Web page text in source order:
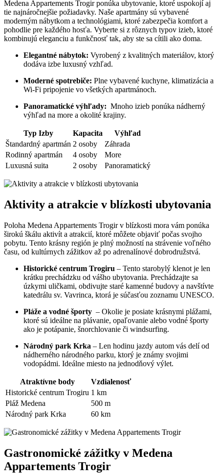
Medena Appartements ⁢Trogir ponúka ubytovanie, ktoré uspokojí aj
⁢tie najnáročnejšie požiadavky.‌ Naše apartmány ⁢sú vybavené‍
moderným ⁢nábytkom a technológiami, ktoré zabezpečia komfort​ a
pohodlie pre⁢ každého hosťa. Vyberte si z rôznych typov izieb, ktoré
kombinujú⁤ eleganciu a funkčnosť tak, aby‌ ste sa cítili⁣ ako doma.
Elegantné nábytok: Vyrobený z kvalitných materiálov, ktorý
dodáva izbe luxusný vzhľad.
Moderné spotrebiče: Plne‌ vybavené‍ kuchyne, klimatizácia a
⁤Wi-Fi pripojenie vo všetkých apartmánoch.
Panoramatické výhľady: ⁢ Mnoho izieb ponúka nádherný
výhľad​ na more a⁤ okolité krajiny.
Typ Izby Kapacita
Výhľad
Štandardný apartmán 2 osoby
Záhrada
Rodinný⁤ apartmán
4 osoby
More
Luxusná suita
2 osoby Panoramatický
Aktivity a atrakcie v ⁣blízkosti ubytovania
Poloha ‌Medena Appartements Trogir v⁤ blízkosti mora vám ponúka‌
širokú škálu aktivít a atrakcií, ⁢ktoré môžete‍ objaviť počas svojho
pobytu. Tento ⁢krásny región je plný možností na ⁣strávenie‍ voľného⁤
času, od kultúrnych zážitkov až po ⁤adrenalínové ⁤dobrodružstvá.
Historické centrum Trogiru – Tento starobylý klenot ‌je len
krátku prechádzku⁤ od vášho ubytovania. Prechádzajte ‌sa
úzkymi uličkami, obdivujte⁤ staré⁢ kamenné‌ budovy a navštívte
katedrálu sv. Vavrinca,⁣ ktorá je súčasťou⁤ zoznamu ⁣UNESCO.
Pláže a vodné ⁤športy ‍ – Okolie je posiate krásnymi plážami,
ktoré sú⁣ ideálne‍ na plávanie,​ opaľovanie alebo vodné športy ​
ako je potápanie, šnorchlovanie či windsurfing.
Národný park Krka – Len hodinu jazdy⁣ autom vás delí od
nádherného‍ národného parku, ktorý je​ známy ⁢svojimi
vodopádmi. ⁢Ideálne‍ miesto ​na jednodňový ⁣výlet.
Atraktívne body
Vzdialenosť
Historické centrum Trogiru 1 km
Pláž Medena
500​ m
Národný park Krka
60 km
Gastronomické zážitky‌ v Medena
Appartements Trogir